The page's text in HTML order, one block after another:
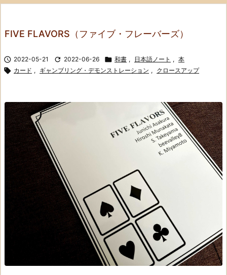
FIVE FLAVORS（ファイブ・フレーバーズ）
 2022-05-21  2022-06-26  和書 , 日本語ノート , 本
 カード , ギャンブリング・デモンストレーション , クロースアップ